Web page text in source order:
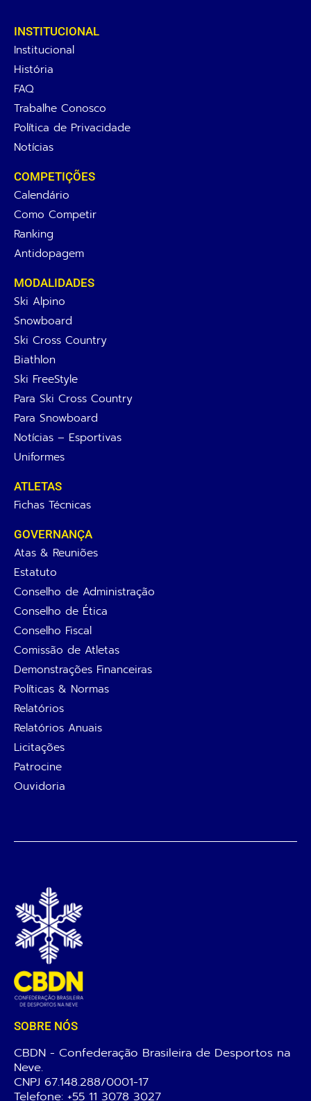
INSTITUCIONAL
Institucional
História
FAQ
Trabalhe Conosco
Política de Privacidade
Notícias
COMPETIÇÕES
Calendário
Como Competir
Ranking
Antidopagem
MODALIDADES
Ski Alpino
Snowboard
Ski Cross Country
Biathlon
Ski FreeStyle
Para Ski Cross Country
Para Snowboard
Notícias – Esportivas
Uniformes
ATLETAS
Fichas Técnicas
GOVERNANÇA
Atas & Reuniões
Estatuto
Conselho de Administração
Conselho de Ética
Conselho Fiscal
Comissão de Atletas
Demonstrações Financeiras
Políticas & Normas
Relatórios
Relatórios Anuais
Licitações
Patrocine
Ouvidoria
SOBRE NÓS
CBDN - Confederação Brasileira de Desportos na
Neve.
CNPJ 67.148.288/0001-17
Telefone: +55 11 3078 3027